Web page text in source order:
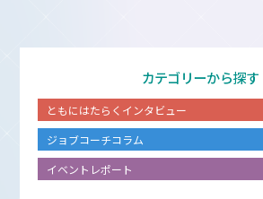
カテゴリーから探す
ともにはたらくインタビュー
ジョブコーチコラム
イベントレポート